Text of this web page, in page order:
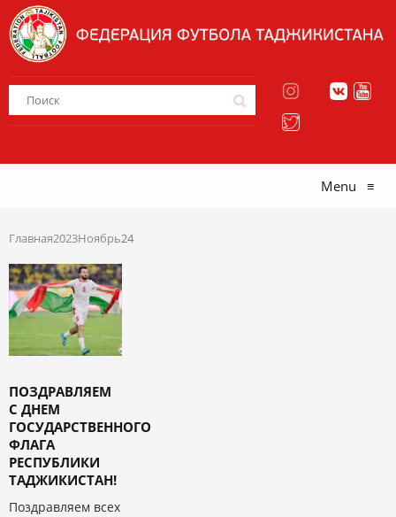
Menu ≡
Главная2023Ноябрь24
ПОЗДРАВЛЯЕМ
С ДНЕМ
ГОСУДАРСТВЕННОГО
ФЛАГА
РЕСПУБЛИКИ
ТАДЖИКИСТАН!
Поздравляем всех